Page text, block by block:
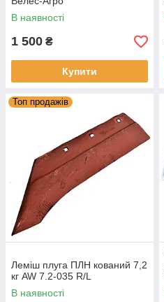
В наявності
1 500 ₴
Купити
Топ продажів
Леміш плуга ПЛН кований 7,2
кг AW 7.2-035 R/L
В наявності